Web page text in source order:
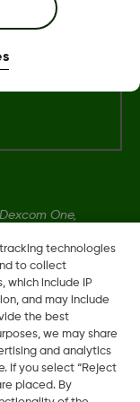
One,
technologies
to collect
which include IP
and may include
the best
we may share
and analytics
If you select “Reject
placed. By